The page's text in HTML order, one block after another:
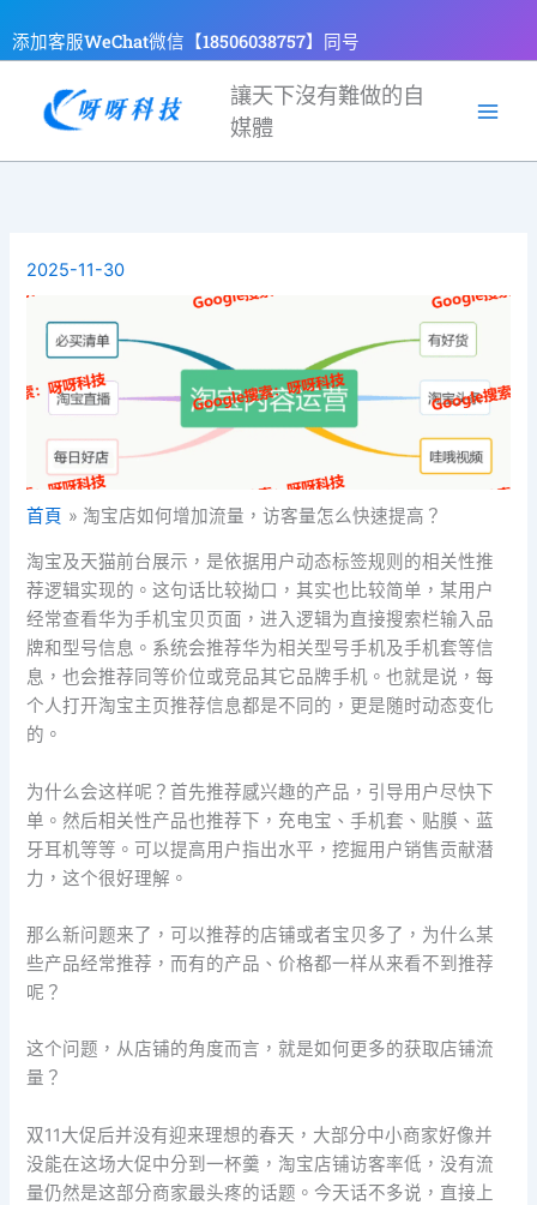
至
容
添加客服WeChat微信【18506038757】同号
讓天下沒有難做的自
媒體
2025-11-30
首頁 淘宝店如何增加流量，访客量怎么快速提高？
淘宝及天猫前台展示，是依据用户动态标签规则的相关性推
荐逻辑实现的。这句话比较拗口，其实也比较简单，某用户
经常查看华为手机宝贝页面，进入逻辑为直接搜索栏输入品
牌和型号信息。系统会推荐华为相关型号手机及手机套等信
息，也会推荐同等价位或竞品其它品牌手机。也就是说，每
个人打开淘宝主页推荐信息都是不同的，更是随时动态变化
的。
为什么会这样呢？首先推荐感兴趣的产品，引导用户尽快下
单。然后相关性产品也推荐下，充电宝、手机套、贴膜、蓝
牙耳机等等。可以提高用户指出水平，挖掘用户销售贡献潜
力，这个很好理解。
那么新问题来了，可以推荐的店铺或者宝贝多了，为什么某
些产品经常推荐，而有的产品、价格都一样从来看不到推荐
呢？
这个问题，从店铺的角度而言，就是如何更多的获取店铺流
量？
双11大促后并没有迎来理想的春天，大部分中小商家好像并
没能在这场大促中分到一杯羹，淘宝店铺访客率低，没有流
量仍然是这部分商家最头疼的话题。今天话不多说，直接上